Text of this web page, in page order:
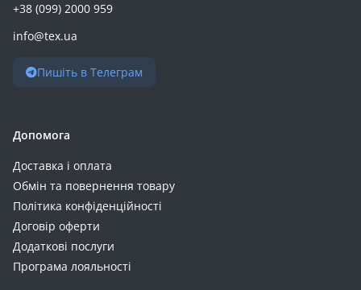
+38 (099) 2000 959
info@tex.ua
Пишіть в Телеграм
Допомога
Доставка і оплата
Обмін та повернення товару
Політика конфіденційності
Договір оферти
Додаткові послуги
Програма лояльності